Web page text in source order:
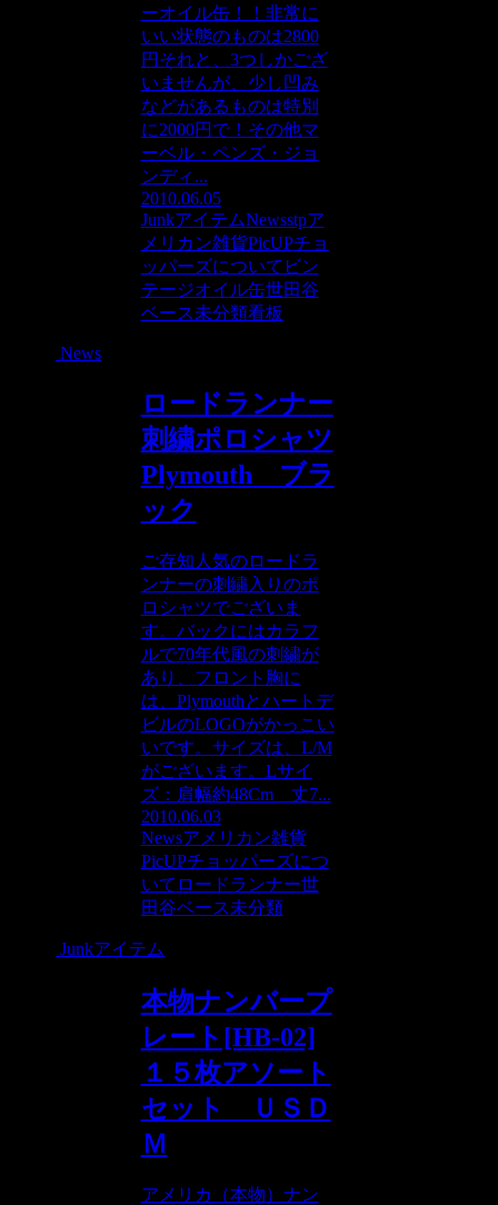
ーオイル缶！！非常に
いい状態のものは2800
円それと、3つしかござ
いませんが、少し凹み
などがあるものは特別
に2000円で！その他マ
ーベル・ペンズ・ジョ
ンディ...
2010.06.05
JunkアイテムNewsstpア
メリカン雑貨PicUPチョ
ッパーズについて ビン
テージオイル缶世田谷
ベース未分類看板
News
ロードランナー
刺繍ポロシャツ
Plymouth ブラ
ック
ご存知人気のロードラ
ンナーの刺繍入りのポ
ロシャツでございま
す。バックにはカラフ
ルで70年代風の刺繍が
あり、フロント胸に
は、Plymouthとハートデ
ビルのLOGOがかっこい
いです。サイズは、L/M
がございます。Lサイ
ズ：肩幅約48Cm 丈7...
2010.06.03
Newsアメリカン雑貨
PicUPチョッパーズにつ
いて ロードランナー世
田谷ベース未分類
Junkアイテム
本物ナンバープ
レート[HB-02]
１５枚アソート
セット ＵＳＤ
Ｍ
アメリカ（本物）ナン